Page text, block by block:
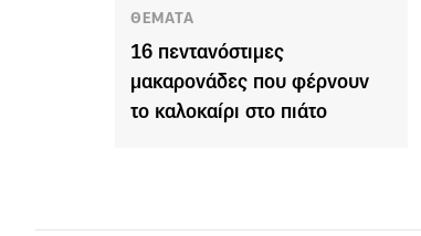
ΘΕΜΑΤΑ
16 πεντανόστιμες
μακαρονάδες που φέρνουν
το καλοκαίρι στο πιάτο